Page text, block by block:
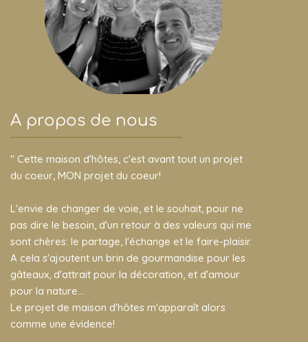
A propos de nous
" Cette maison d'hôtes, c'est avant tout un projet
du coeur, MON projet du coeur!
L'envie de changer de voie, et le souhait, pour ne
pas dire le besoin, d'un retour à des valeurs qui me
sont chères: le partage, l'échange et le faire-plaisir.
A cela s'ajoutent un brin de gourmandise pour les
gâteaux, d'attrait pour la décoration, et d'amour
pour la nature...
Le projet de maison d'hôtes m'apparaît alors
comme une évidence!